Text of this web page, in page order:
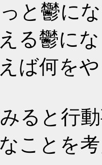
と鬱に
える鬱に
ば何を
ると行
ことを